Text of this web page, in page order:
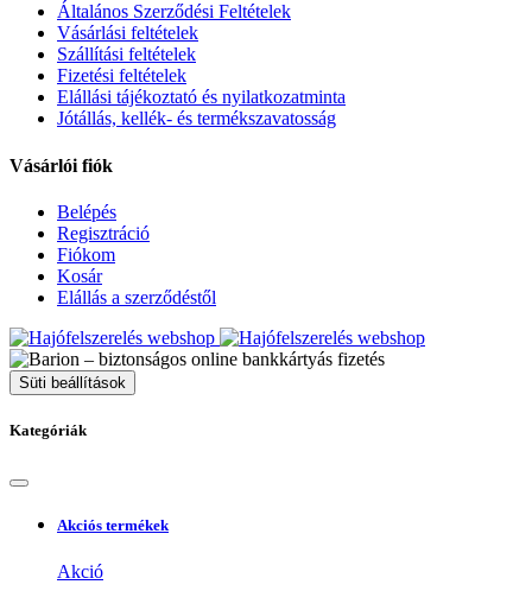
Általános Szerződési Feltételek
Vásárlási feltételek
Szállítási feltételek
Fizetési feltételek
Elállási tájékoztató és nyilatkozatminta
Jótállás, kellék- és termékszavatosság
Vásárlói fiók
Belépés
Regisztráció
Fiókom
Kosár
Elállás a szerződéstől
Süti beállítások
Kategóriák
Akciós termékek
Akció